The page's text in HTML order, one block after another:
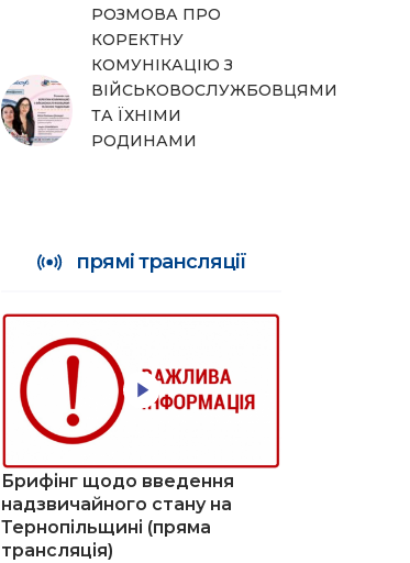
РОЗМОВА ПРО
КОРЕКТНУ
КОМУНІКАЦІЮ З
ВІЙСЬКОВОСЛУЖБОВЦЯМИ
ТА ЇХНІМИ
РОДИНАМИ
прямі трансляції
Брифінг щодо введення
надзвичайного стану на
Тернопільщині (пряма
трансляція)